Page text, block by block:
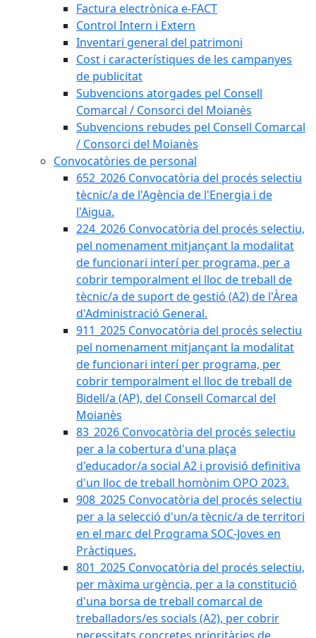
Factura electrònica e-FACT
Control Intern i Extern
Inventari general del patrimoni
Cost i característiques de les campanyes
de publicitat
Subvencions atorgades pel Consell
Comarcal / Consorci del Moianès
Subvencions rebudes pel Consell Comarcal
/ Consorci del Moianès
Convocatòries de personal
652_2026 Convocatòria del procés selectiu
tècnic/a de l'Agència de l'Energia i de
l'Aigua.
224_2026 Convocatòria del procés selectiu,
pel nomenament mitjançant la modalitat
de funcionari interí per programa, per a
cobrir temporalment el lloc de treball de
tècnic/a de suport de gestió (A2) de l'Àrea
d'Administració General.
911_2025 Convocatòria del procés selectiu
pel nomenament mitjançant la modalitat
de funcionari interí per programa, per
cobrir temporalment el lloc de treball de
Bidell/a (AP), del Consell Comarcal del
Moianès
83_2026 Convocatòria del procés selectiu
per a la cobertura d'una plaça
d'educador/a social A2 i provisió definitiva
d'un lloc de treball homònim OPO 2023.
908_2025 Convocatòria del procés selectiu
per a la selecció d'un/a tècnic/a de territori
en el marc del Programa SOC-Joves en
Pràctiques.
801_2025 Convocatòria del procés selectiu,
per màxima urgència, per a la constitució
d'una borsa de treball comarcal de
treballadors/es socials (A2), per cobrir